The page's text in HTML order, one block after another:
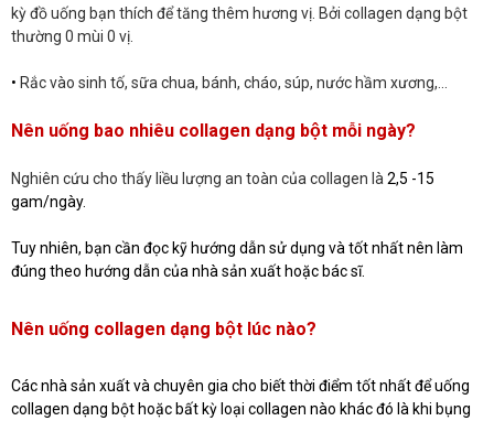
kỳ đồ uống bạn thích để tăng thêm hương vị. Bởi collagen dạng bột
thường 0 mùi 0 vị.
• Rắc vào sinh tố, sữa chua, bánh, cháo, súp, nước hầm xương,...
Nên uống bao nhiêu collagen dạng bột mỗi ngày?
Nghiên cứu cho thấy liều lượng an toàn của collagen là 2,5 -15
gam/ngày.
Tuy nhiên, bạn cần đọc kỹ hướng dẫn sử dụng và tốt nhất nên làm
đúng theo hướng dẫn của nhà sản xuất hoặc bác sĩ.
Nên uống collagen dạng bột lúc nào?
Các nhà sản xuất và chuyên gia cho biết thời điểm tốt nhất để uống
collagen dạng bột hoặc bất kỳ loại collagen nào khác đó là khi bụng